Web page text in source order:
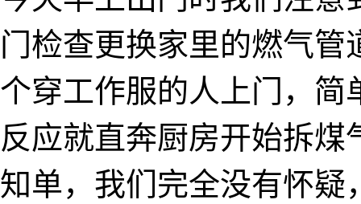
门检查更换家里的燃气
个穿工作服的人上门，简
反应就直奔厨房开始拆
知单，我们完全没有怀疑